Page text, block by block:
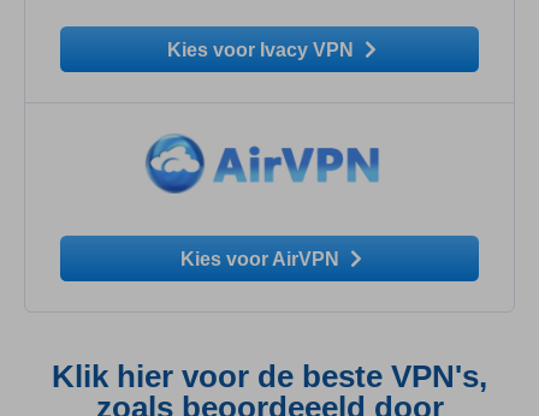
Kies voor Ivacy VPN
Kies voor AirVPN
Klik hier voor de beste VPN's,
zoals beoordeeeld door